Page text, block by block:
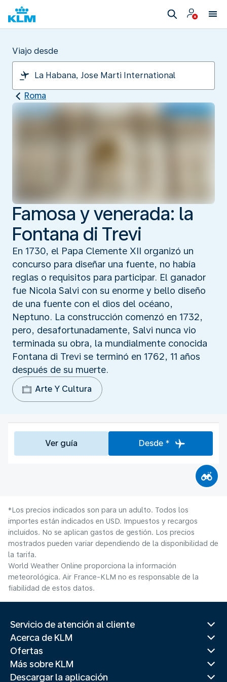
Viajo desde
Roma
Famosa y venerada: la
Fontana di Trevi
En 1730, el Papa Clemente XII organizó un
concurso para diseñar una fuente, no había
reglas o requisitos para participar. El ganador
fue Nicola Salvi con su enorme y bello diseño
de una fuente con el dios del océano,
Neptuno. La construcción comenzó en 1732,
pero, desafortunadamente, Salvi nunca vio
terminada su obra, la mundialmente conocida
Fontana di Trevi se terminó en 1762, 11 años
después de su muerte.
Arte Y Cultura
Ver guía Desde *
*Los precios indicados son para un adulto. Todos los
importes están indicados en USD. Impuestos y recargos
incluidos. No se aplican gastos de gestión. Los precios
mostrados pueden variar dependiendo de la disponibilidad de
la tarifa.
World Weather Online proporciona la información
meteorológica. Air France-KLM no es responsable de la
fiabilidad de estos datos.
Servicio de atención al cliente
Acerca de KLM
Ofertas
Más sobre KLM
Descargar la aplicación